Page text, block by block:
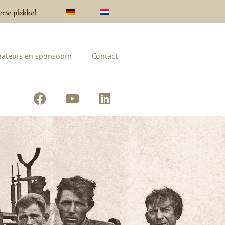
plekke!
en sponsoorn Contact